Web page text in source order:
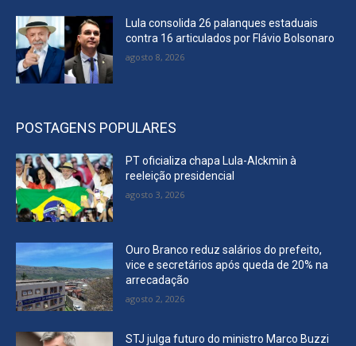
Lula consolida 26 palanques estaduais
contra 16 articulados por Flávio Bolsonaro
agosto 8, 2026
POSTAGENS POPULARES
PT oficializa chapa Lula-Alckmin à
reeleição presidencial
agosto 3, 2026
Ouro Branco reduz salários do prefeito,
vice e secretários após queda de 20% na
arrecadação
agosto 2, 2026
STJ julga futuro do ministro Marco Buzzi